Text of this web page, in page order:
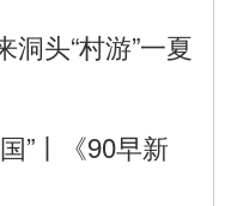
头“村游”一夏
”丨《90早新